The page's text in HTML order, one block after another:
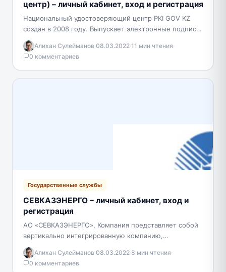
центр) – личный кабинет, вход и регистрация
Национальный удостоверяющий центр PKI GOV KZ
создан в 2008 году. Выпускает электронные подписи
для граждан Республики Казахстан. ЭЦП
представляет собой современное средство…
Алихан Сулейманов·08.03.2022·11 мин чтения·
0 комментариев
Государственные службы
СЕВКАЗЭНЕРГО – личный кабинет, вход и
регистрация
АО «СЕВКАЗЭНЕРГО», Компания представляет собой
вертикально интегрированную компанию,
включающую все звенья энергоснабжения Северо-
Казахстанской области (генерацию, транспортировку
и сбыт энергоресурсов). Предприятие входит в…
Алихан Сулейманов·08.03.2022·8 мин чтения·
0 комментариев